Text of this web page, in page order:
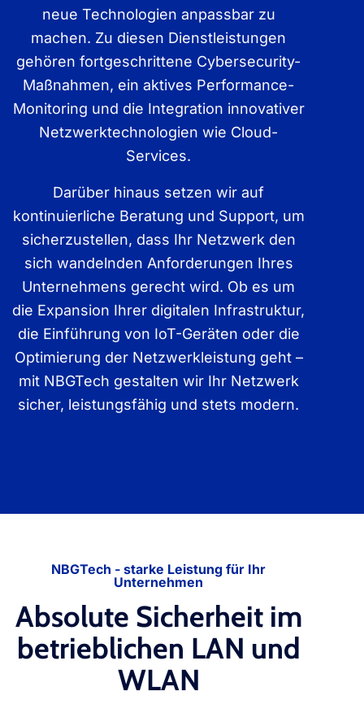
neue Technologien anpassbar zu
machen. Zu diesen Dienstleistungen
gehören fortgeschrittene Cybersecurity-
Maßnahmen, ein aktives Performance-
Monitoring und die Integration innovativer
Netzwerktechnologien wie Cloud-
Services.
Darüber hinaus setzen wir auf
kontinuierliche Beratung und Support, um
sicherzustellen, dass Ihr Netzwerk den
sich wandelnden Anforderungen Ihres
Unternehmens gerecht wird. Ob es um
die Expansion Ihrer digitalen Infrastruktur,
die Einführung von IoT-Geräten oder die
Optimierung der Netzwerkleistung geht –
mit NBGTech gestalten wir Ihr Netzwerk
sicher, leistungsfähig und stets modern.
NBGTech - starke Leistung für Ihr
Unternehmen
Absolute Sicherheit im
betrieblichen LAN und
WLAN